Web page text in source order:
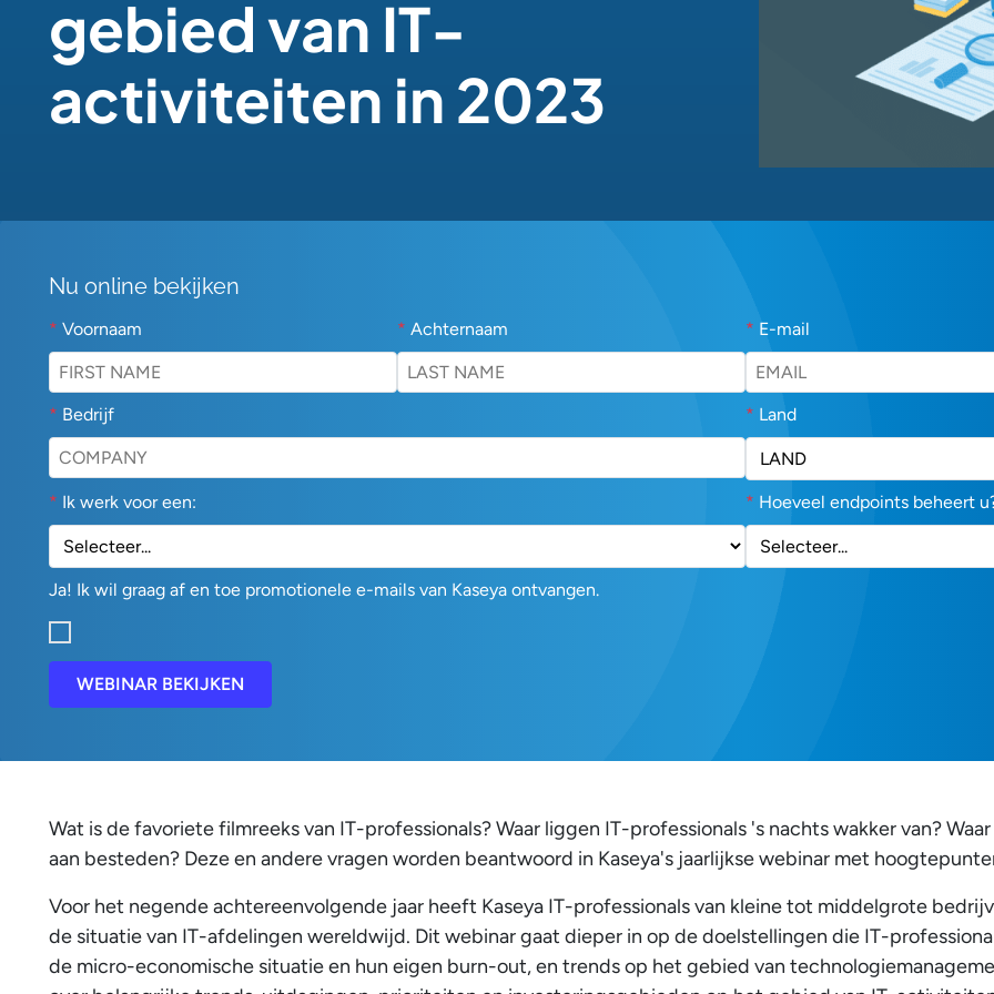
gebied van IT-
activiteiten in 2023
Nu online bekijken
* Voornaam * Achternaam * E-mail
* Bedrijf * Land
* Ik werk voor een: * Hoeveel endpoints beheert
Ja! Ik wil graag af en toe promotionele e-mails van Kaseya ontvangen.
WEBINAR BEKIJKEN
Wat is de favoriete filmreeks van IT-professionals? Waar liggen IT-professionals 's nachts wakker van?
aan besteden? Deze en andere vragen worden beantwoord in Kaseya's jaarlijkse webinar met
Voor het negende achtereenvolgende jaar heeft Kaseya IT-professionals van kleine tot middelgrote
de situatie van IT-afdelingen wereldwijd. Dit webinar gaat dieper in op de doelstellingen die IT-
de micro-economische situatie en hun eigen burn-out, en trends op het gebied van